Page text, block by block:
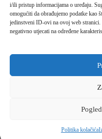
i/ili pristup informacijama o uređaju.
omogućiti da obrađujemo podatke kao
jedinstveni ID-ovi na ovoj web stranici.
negativno utjecati na određene
Politika kolačića
Meli
Dužice
10410
Copyright © 2026 - MELI
reserved. | Creating websites: